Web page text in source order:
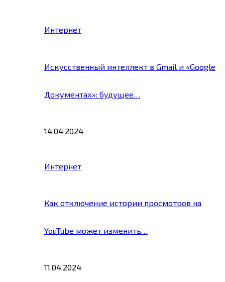
Интернет
Искусственный интеллект в Gmail и «Google
Документах»: будущее…
14.04.2024
Интернет
Как отключение истории просмотров на
YouTube может изменить…
11.04.2024